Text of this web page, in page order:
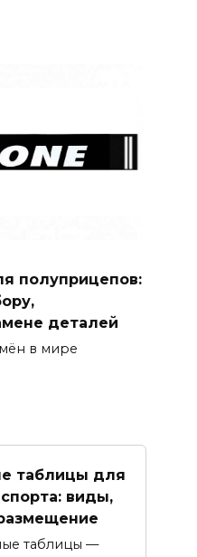
полуприцепов:
деталей
в мире
таблицы для
виды,
таблицы —